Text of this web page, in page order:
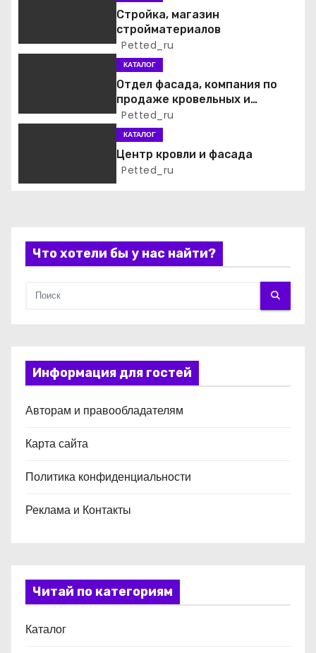
о
п
с
м
Стройка, магазин
стройматериалов
Petted_ru
КАТАЛОГ
Отдел фасада, компания по
продаже кровельных и
фасадных материалов
Petted_ru
КАТАЛОГ
Центр кровли и фасада
Petted_ru
Что хотели бы у нас найти?
Информация для гостей
Авторам и правообладателям
Карта сайта
Политика конфиденциальности
Реклама и Контакты
Читай по категориям
Каталог